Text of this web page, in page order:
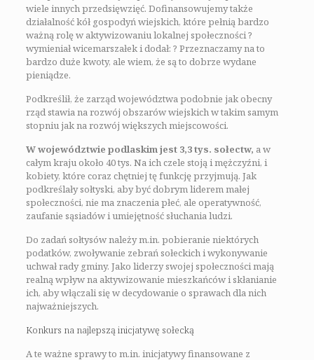
wiele innych przedsięwzięć. Dofinansowujemy także
działalność kół gospodyń wiejskich, które pełnią bardzo
ważną rolę w aktywizowaniu lokalnej społeczności ?
wymieniał wicemarszałek i dodał: ? Przeznaczamy na to
bardzo duże kwoty, ale wiem, że są to dobrze wydane
pieniądze.
Podkreślił, że zarząd województwa podobnie jak obecny
rząd stawia na rozwój obszarów wiejskich w takim samym
stopniu jak na rozwój większych miejscowości.
W województwie podlaskim jest 3,3 tys. sołectw, a w
całym kraju około 40 tys. Na ich czele stoją i mężczyźni, i
kobiety, które coraz chętniej tę funkcję przyjmują. Jak
podkreślały sołtyski, aby być dobrym liderem małej
społeczności, nie ma znaczenia płeć, ale operatywność,
zaufanie sąsiadów i umiejętność słuchania ludzi.
Do zadań sołtysów należy m.in. pobieranie niektórych
podatków, zwoływanie zebrań sołeckich i wykonywanie
uchwał rady gminy. Jako liderzy swojej społeczności mają
realną wpływ na aktywizowanie mieszkańców i skłanianie
ich, aby włączali się w decydowanie o sprawach dla nich
najważniejszych.
Konkurs na najlepszą inicjatywę sołecką
A te ważne sprawy to m.in. inicjatywy finansowane z